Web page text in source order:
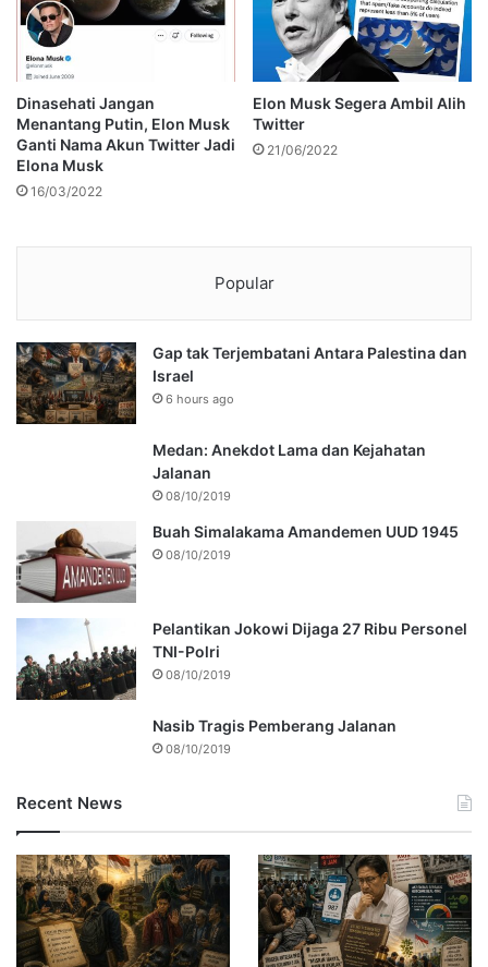
Dinasehati Jangan
Menantang Putin, Elon Musk
Ganti Nama Akun Twitter Jadi
Elona Musk
16/03/2022
Elon Musk Segera Ambil Alih
Twitter
21/06/2022
Popular
Gap tak Terjembatani Antara Palestina dan
Israel
6 hours ago
Medan: Anekdot Lama dan Kejahatan
Jalanan
08/10/2019
Buah Simalakama Amandemen UUD 1945
08/10/2019
Pelantikan Jokowi Dijaga 27 Ribu Personel
TNI-Polri
08/10/2019
Nasib Tragis Pemberang Jalanan
08/10/2019
Recent News